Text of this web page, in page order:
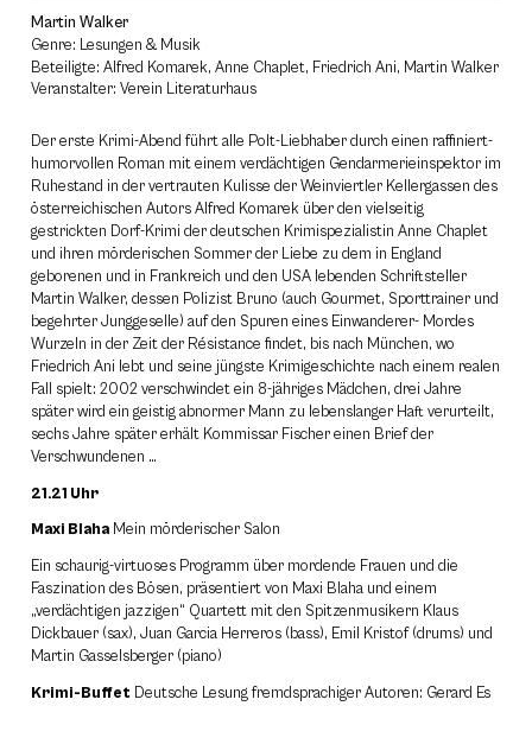
Martin Walker
Genre: Lesungen & Musik
Beteiligte: Alfred Komarek, Anne Chaplet, Friedrich Ani, Martin Walker
Veranstalter: Verein Literaturhaus
Der erste Krimi-Abend führt alle Polt-Liebhaber durch einen raffiniert-
humorvollen Roman mit einem verdächtigen Gendarmerieinspektor im
Ruhestand in der vertrauten Kulisse der Weinviertler Kellergassen des
österreichischen Autors Alfred Komarek über den vielseitig
gestrickten Dorf-Krimi der deutschen Krimispezialistin Anne Chaplet
und ihren mörderischen Sommer der Liebe zu dem in England
geborenen und in Frankreich und den USA lebenden Schriftsteller
Martin Walker, dessen Polizist Bruno (auch Gourmet, Sporttrainer und
begehrter Junggeselle) auf den Spuren eines Einwanderer- Mordes
Wurzeln in der Zeit der Résistance findet, bis nach München, wo
Friedrich Ani lebt und seine jüngste Krimigeschichte nach einem realen
Fall spielt: 2002 verschwindet ein 8-jähriges Mädchen, drei Jahre
später wird ein geistig abnormer Mann zu lebenslanger Haft verurteilt,
sechs Jahre später erhält Kommissar Fischer einen Brief der
Verschwundenen …
21.21 Uhr
Maxi Blaha Mein mörderischer Salon
Ein schaurig-virtuoses Programm über mordende Frauen und die
Faszination des Bösen, präsentiert von Maxi Blaha und einem
„verdächtigen jazzigen“ Quartett mit den Spitzenmusikern Klaus
Dickbauer (sax), Juan Garcia Herreros (bass), Emil Kristof (drums) und
Martin Gasselsberger (piano)
Krimi-Buffet Deutsche Lesung fremdsprachiger Autoren: Gerard Es